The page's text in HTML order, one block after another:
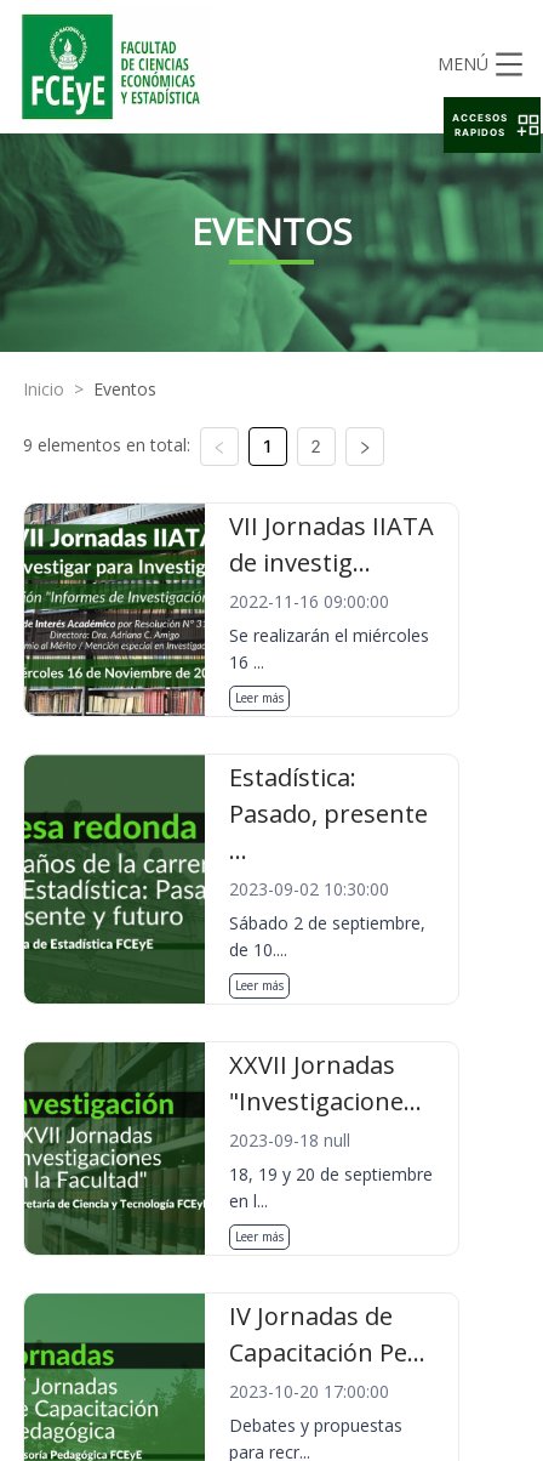
MENÚ
EVENTOS
Inicio > Eventos
9 elementos en total: 1 2
VII Jornadas IIATA
de investig...
2022-11-16 09:00:00
Se realizarán el miércoles
16 ...
Leer más
Estadística:
Pasado, presente
...
2023-09-02 10:30:00
Sábado 2 de septiembre,
de 10....
Leer más
XXVII Jornadas
"Investigacione...
2023-09-18 null
18, 19 y 20 de septiembre
en l...
Leer más
IV Jornadas de
Capacitación Pe...
2023-10-20 17:00:00
Debates y propuestas
para recr...
ACCESOS
RAPIDOS